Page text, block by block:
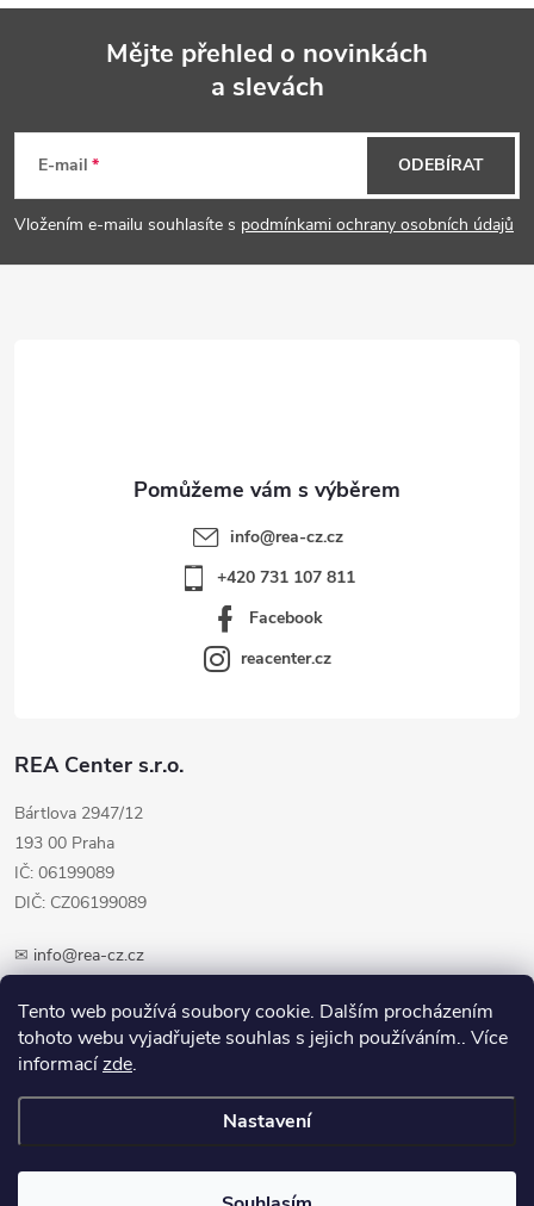
Tento web používá soubory cookie. Dalším procházením
tohoto webu vyjadřujete souhlas s jejich používáním.. Více
informacízde.
Nastavení
p
a
Mějte přehled o novinkách
a slevách
E-mail
Vložením e-mailu souhlasíte s podmínkami ochrany osobních údajů
ODEBÍRAT
REA Center s.r.o.
Bártlova 2947/12
193 00 Praha
IČ: 06199089
DIČ: CZ06199089
✉ info@rea-cz.cz
info@rea-cz.cz
+420 731 107 811
Facebook
reacenter.cz
Copyright 2026
cookies